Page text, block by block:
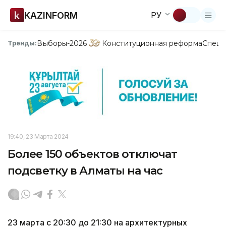
KAZINFORM РУ
Тренды:Выборы-2026 Конституционная реформа
19:40, 23 Марта 2024
Более 150 объектов отключат
подсветку в Алматы на час
23 марта с 20:30 до 21:30 на архитектурных